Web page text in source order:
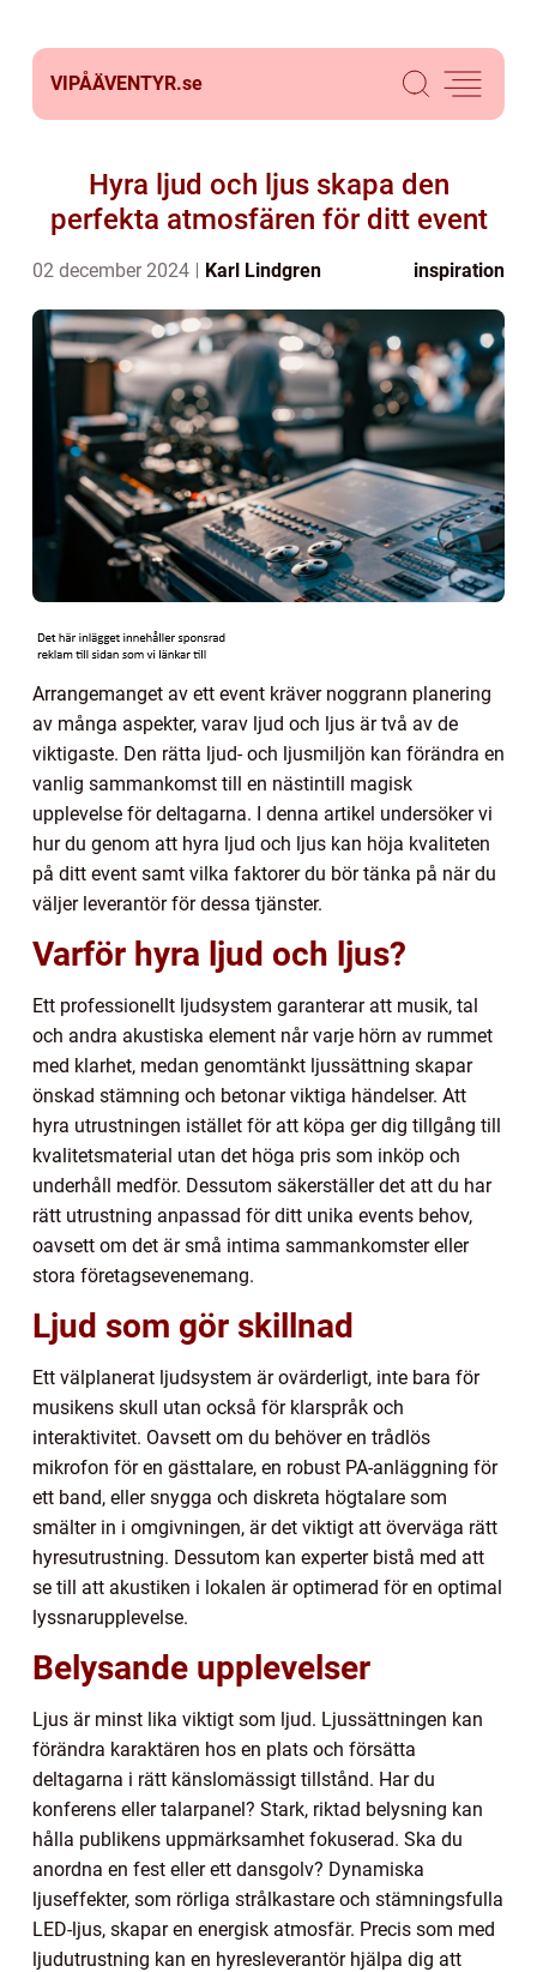
VIPÅÄVENTYR.se
Hyra ljud och ljus skapa den
perfekta atmosfären för ditt event
02 december 2024 Karl Lindgren inspiration
Arrangemanget av ett event kräver noggrann planering
av många aspekter, varav ljud och ljus är två av de
viktigaste. Den rätta ljud- och ljusmiljön kan förändra en
vanlig sammankomst till en nästintill magisk
upplevelse för deltagarna. I denna artikel undersöker vi
hur du genom att hyra ljud och ljus kan höja kvaliteten
på ditt event samt vilka faktorer du bör tänka på när du
väljer leverantör för dessa tjänster.
Varför hyra ljud och ljus?
Ett professionellt ljudsystem garanterar att musik, tal
och andra akustiska element når varje hörn av rummet
med klarhet, medan genomtänkt ljussättning skapar
önskad stämning och betonar viktiga händelser. Att
hyra utrustningen istället för att köpa ger dig tillgång till
kvalitetsmaterial utan det höga pris som inköp och
underhåll medför. Dessutom säkerställer det att du har
rätt utrustning anpassad för ditt unika events behov,
oavsett om det är små intima sammankomster eller
stora företagsevenemang.
Ljud som gör skillnad
Ett välplanerat ljudsystem är ovärderligt, inte bara för
musikens skull utan också för klarspråk och
interaktivitet. Oavsett om du behöver en trådlös
mikrofon för en gästtalare, en robust PA-anläggning för
ett band, eller snygga och diskreta högtalare som
smälter in i omgivningen, är det viktigt att överväga rätt
hyresutrustning. Dessutom kan experter bistå med att
se till att akustiken i lokalen är optimerad för en optimal
lyssnarupplevelse.
Belysande upplevelser
Ljus är minst lika viktigt som ljud. Ljussättningen kan
förändra karaktären hos en plats och försätta
deltagarna i rätt känslomässigt tillstånd. Har du
konferens eller talarpanel? Stark, riktad belysning kan
hålla publikens uppmärksamhet fokuserad. Ska du
anordna en fest eller ett dansgolv? Dynamiska
ljuseffekter, som rörliga strålkastare och stämningsfulla
LED-ljus, skapar en energisk atmosfär. Precis som med
ljudutrustning kan en hyresleverantör hjälpa dig att